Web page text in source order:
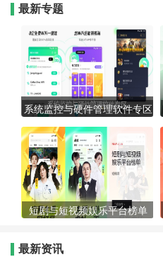
最新专题
系统监控与硬件管理软件专区
短剧与短视频娱乐平台榜单
最新资讯